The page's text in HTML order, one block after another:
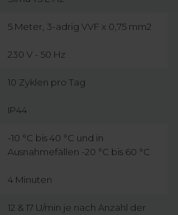
5 Meter, 3-adrig VVF x 0,75 mm2
230 V - 50 Hz
10 Zyklen pro Tag
IP44
-10 °C bis 40 °C und in
Ausnahmefällen -20 °C bis 60 °C
4 Minuten
12 & 17 U/min je nach Anzahl der